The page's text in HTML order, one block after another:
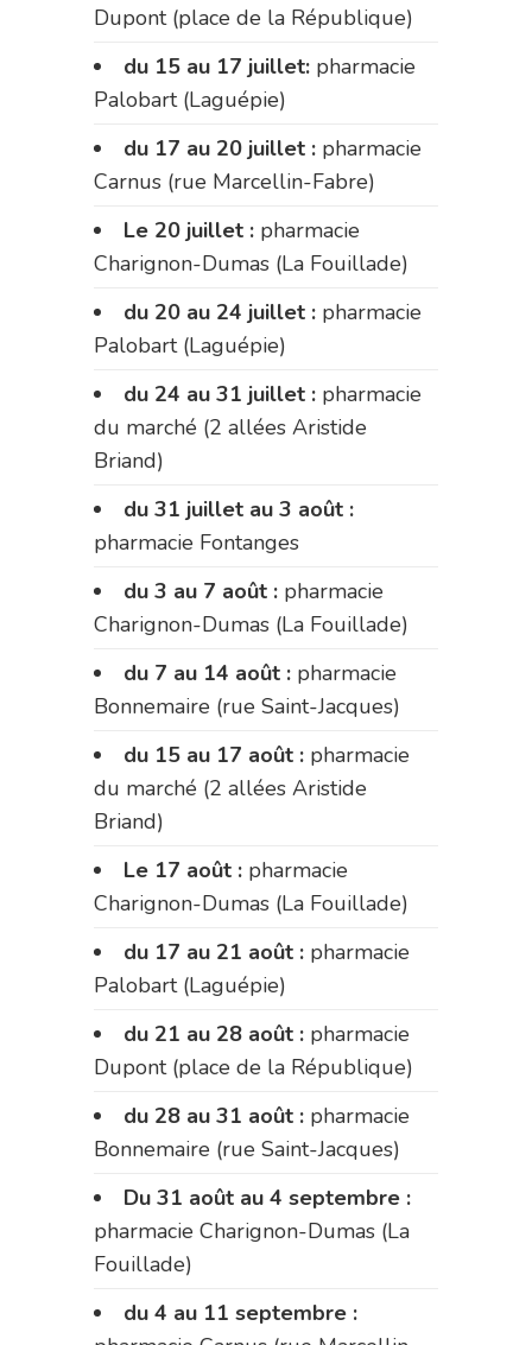
Dupont (place de la République)
du 15 au 17 juillet: pharmacie
Palobart (Laguépie)
du 17 au 20 juillet : pharmacie
Carnus (rue Marcellin-Fabre)
Le 20 juillet : pharmacie
Charignon-Dumas (La Fouillade)
du 20 au 24 juillet : pharmacie
Palobart (Laguépie)
du 24 au 31 juillet : pharmacie
du marché (2 allées Aristide
Briand)
du 31 juillet au 3 août :
pharmacie Fontanges
du 3 au 7 août : pharmacie
Charignon-Dumas (La Fouillade)
du 7 au 14 août : pharmacie
Bonnemaire (rue Saint-Jacques)
du 15 au 17 août : pharmacie
du marché (2 allées Aristide
Briand)
Le 17 août : pharmacie
Charignon-Dumas (La Fouillade)
du 17 au 21 août : pharmacie
Palobart (Laguépie)
du 21 au 28 août : pharmacie
Dupont (place de la République)
du 28 au 31 août : pharmacie
Bonnemaire (rue Saint-Jacques)
Du 31 août au 4 septembre :
pharmacie Charignon-Dumas (La
Fouillade)
du 4 au 11 septembre :